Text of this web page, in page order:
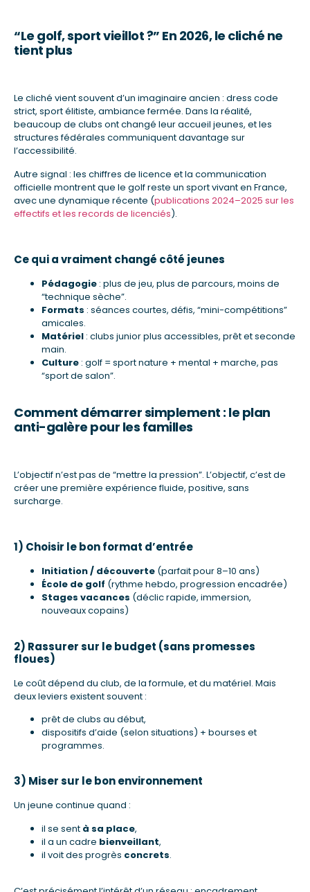
“Le golf, sport vieillot ?” En 2026, le cliché ne
tient plus
Le cliché vient souvent d’un imaginaire ancien : dress code
strict, sport élitiste, ambiance fermée. Dans la réalité,
beaucoup de clubs ont changé leur accueil jeunes, et les
structures fédérales communiquent davantage sur
l’accessibilité.
Autre signal : les chiffres de licence et la communication
officielle montrent que le golf reste un sport vivant en France,
avec une dynamique récente (publications 2024–2025 sur les
effectifs et les records de licenciés).
Ce qui a vraiment changé côté jeunes
Pédagogie : plus de jeu, plus de parcours, moins de
“technique sèche”.
Formats : séances courtes, défis, “mini-compétitions”
amicales.
Matériel : clubs junior plus accessibles, prêt et seconde
main.
Culture : golf = sport nature + mental + marche, pas
“sport de salon”.
Comment démarrer simplement : le plan
anti-galère pour les familles
L’objectif n’est pas de “mettre la pression”. L’objectif, c’est de
créer une première expérience fluide, positive, sans
surcharge.
1) Choisir le bon format d’entrée
Initiation / découverte (parfait pour 8–10 ans)
École de golf (rythme hebdo, progression encadrée)
Stages vacances (déclic rapide, immersion,
nouveaux copains)
2) Rassurer sur le budget (sans promesses
floues)
Le coût dépend du club, de la formule, et du matériel. Mais
deux leviers existent souvent :
prêt de clubs au début,
dispositifs d’aide (selon situations) + bourses et
programmes.
3) Miser sur le bon environnement
Un jeune continue quand :
il se sent à sa place,
il a un cadre bienveillant,
il voit des progrès concrets.